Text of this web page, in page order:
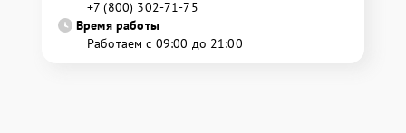
+7 (800) 302-71-75
Время работы
Работаем с 09:00 до 21:00